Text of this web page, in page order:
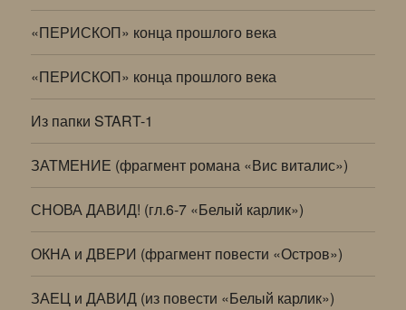
«ПЕРИСКОП» конца прошлого века
«ПЕРИСКОП» конца прошлого века
Из папки START-1
ЗАТМЕНИЕ (фрагмент романа «Вис виталис»)
СНОВА ДАВИД! (гл.6-7 «Белый карлик»)
ОКНА и ДВЕРИ (фрагмент повести «Остров»)
ЗАЕЦ и ДАВИД (из повести «Белый карлик»)